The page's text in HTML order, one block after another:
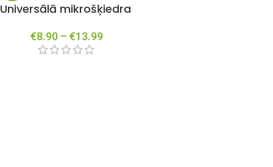
Universālā mikrošķiedra
€8.90 – €13.99